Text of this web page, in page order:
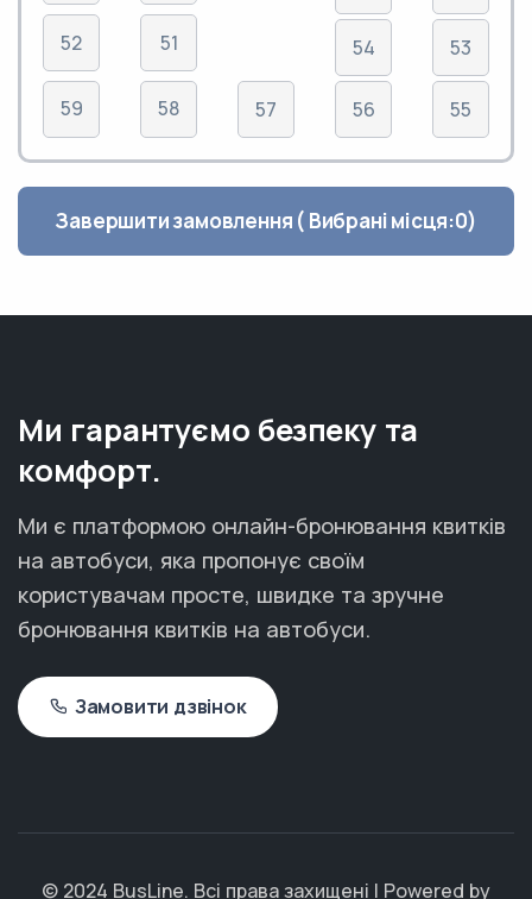
52
59
51
58 57
54
56
53
55
Завершити замовлення ( Вибрані місця:0)
Ми гарантуємо безпеку та
комфорт.
Ми є платформою онлайн-бронювання квитків
на автобуси, яка пропонує своїм
користувачам просте, швидке та зручне
бронювання квитків на автобуси.
Замовити дзвінок
© 2024 BusLine. Всі права захищені | Powered by